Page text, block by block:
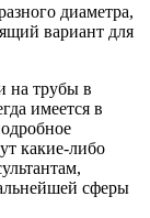
диаметра,
вариант для
на трубы в
имеется в
какие-либо
сферы